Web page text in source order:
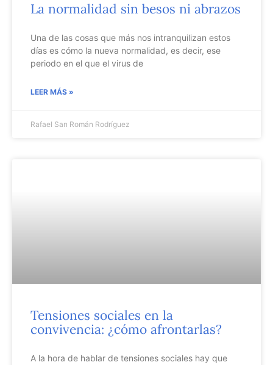
La normalidad sin besos ni abrazos
Una de las cosas que más nos intranquilizan estos
días es cómo la nueva normalidad, es decir, ese
periodo en el que el virus de
LEER MÁS »
Rafael San Román Rodríguez
Tensiones sociales en la
convivencia: ¿cómo afrontarlas?
A la hora de hablar de tensiones sociales hay que